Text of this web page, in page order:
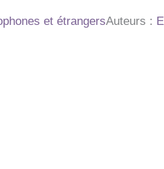
et étrangersAuteurs :